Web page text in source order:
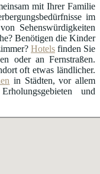
mit Ihrer Familie
im
Sehenswürdigkeiten
Benötigen die Kinder
Hotels finden Sie
oder an Fernstraßen.
oft etwas ländlicher.
in Städten, vor allem
und